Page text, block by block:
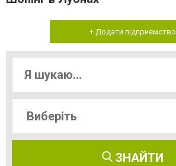
+ Додати підприємство
ЗНАЙТИ